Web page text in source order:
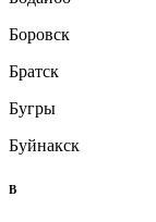
Боровск
Братск
Бугры
Буйнакск
В